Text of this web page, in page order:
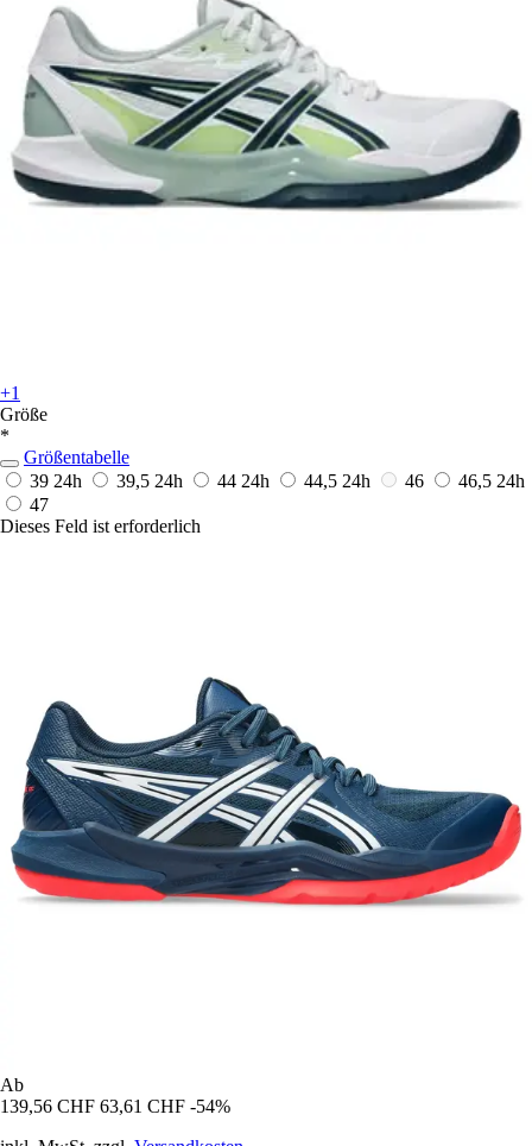
+1
Größe
*
Größentabelle
39 24h 39,5 24h 44 24h 44,5 24h 46 46,5 24h
47
Dieses Feld ist erforderlich
Ab
139,56 CHF 63,61 CHF -54%